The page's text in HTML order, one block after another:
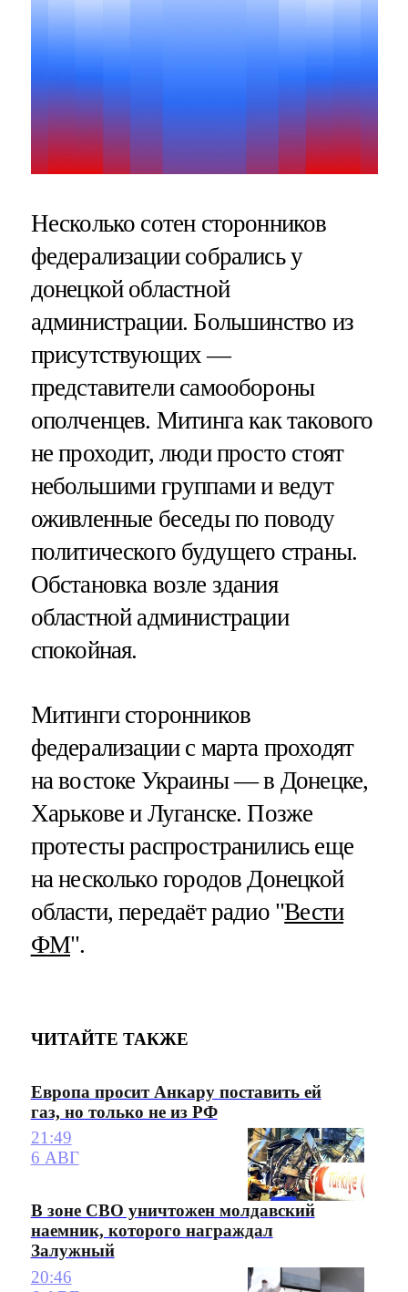
Несколько сотен сторонников
федерализации собрались у
донецкой областной
администрации. Большинство из
присутствующих —
представители самообороны
ополченцев. Митинга как такового
не проходит, люди просто стоят
небольшими группами и ведут
оживленные беседы по поводу
политического будущего страны.
Обстановка возле здания
областной администрации
спокойная.
Митинги сторонников
федерализации с марта проходят
на востоке Украины — в Донецке,
Харькове и Луганске. Позже
протесты распространились еще
на несколько городов Донецкой
области, передаёт радио "Вести
ФМ".
ЧИТАЙТЕ ТАКЖЕ
Европа просит Анкару поставить ей
газ, но только не из РФ
21:49
6 АВГ
В зоне СВО уничтожен молдавский
наемник, которого награждал
Залужный
20:46